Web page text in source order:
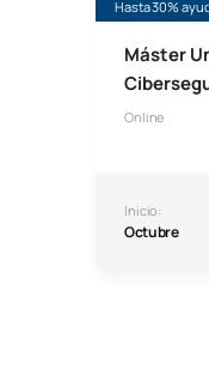
Hasta 30%
Máster
Online
Inicio:
Octubre